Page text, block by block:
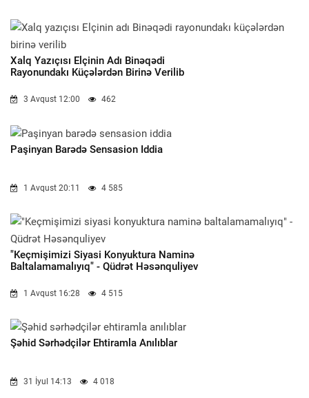
Xalq Yazıçısı Elçinin Adı Binəqədi
Rayonundakı Küçələrdən Birinə Verilib
3 Avqust 12:00 462
Paşinyan Barədə Sensasion Iddia
1 Avqust 20:11 4 585
"Keçmişimizi Siyasi Konyuktura Naminə
Baltalamamalıyıq" - Qüdrət Həsənquliyev
1 Avqust 16:28 4 515
Şəhid Sərhədçilər Ehtiramla Anılıblar
31 İyul 14:13 4 018